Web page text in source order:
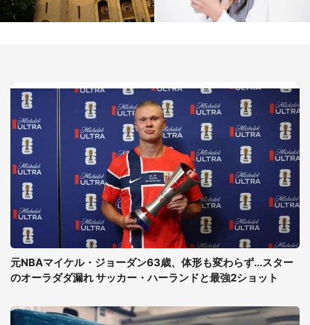
元NBAマイケル・ジョーダン63歳、体形も変わらず...スター
のオーラダダ漏れ サッカー・ハーランドと最強2ショット